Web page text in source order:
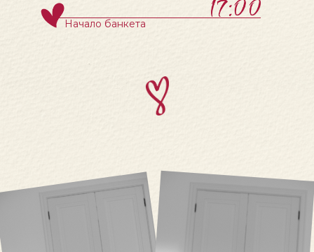
Начало банкета